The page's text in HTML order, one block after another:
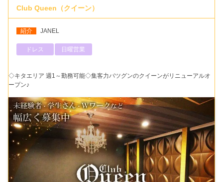
Club Queen（クイーン）
紹介 JANEL
ドレス 日曜営業
◇キタエリア 週1～勤務可能◇集客力バツグンのクイーンがリニューアルオ
ープン♪